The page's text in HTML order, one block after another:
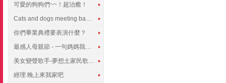
可愛的狗狗們~~！超治癒！
Cats and dogs meeting babies for the first time
你們畢業典禮要表演什麼？
最感人母親節 - 一句媽媽我愛你
美女變聲歌手-夢想土家民歌傳遍世界
經理.晚上來我家吧